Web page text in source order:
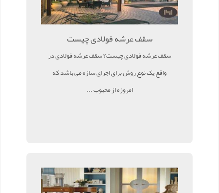
سقف عرشه فولادی چیست
سقف عرشه فولادی چیست؟ سقف عرشه فولادی در
واقع یک نوع روش برای اجرای سازه می باشد که
امروزه از محبوب ...